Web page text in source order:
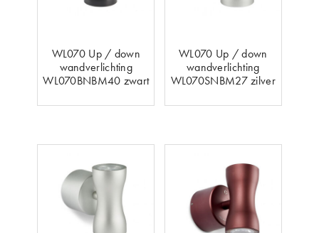
WL070 Up / down
wandverlichting
WL070BNBM40 zwart
WL070 Up / down
wandverlichting
WL070SNBM27 zilver